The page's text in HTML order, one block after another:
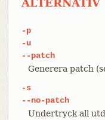
ALTERNATIV
-p
-u
--patch
Generera patch
-s
--no-patch
Undertryck all